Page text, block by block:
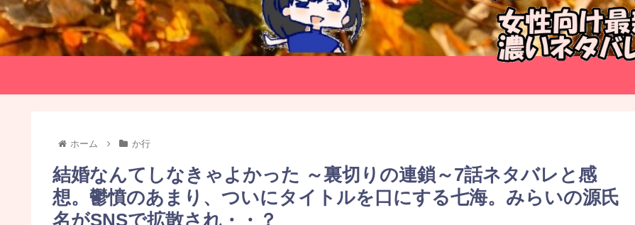
ホーム か行
結婚なんてしなきゃよかった ～裏切りの連鎖～7話ネタバレと感
想。鬱憤のあまり、ついにタイトルを口にする七海。みらいの源氏
名がSNSで拡散され・・？